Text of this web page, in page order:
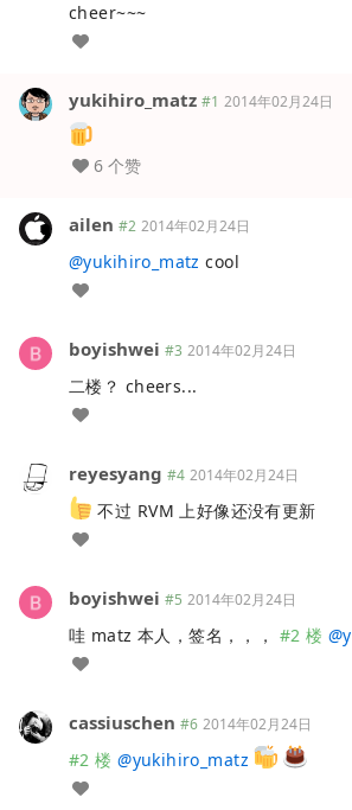
cheer~~~
yukihiro_matz #1 2014年02月24日
6 个赞
ailen #2 2014年02月24日
@yukihiro_matz cool
boyishwei #3 2014年02月24日
二楼？ cheers...
reyesyang #4 2014年02月24日
不过 RVM 上好像还没有更新
boyishwei #5 2014年02月24日
哇 matz 本人，签名，，， #2 楼 @
cassiuschen #6 2014年02月24日
#2 楼 @yukihiro_matz